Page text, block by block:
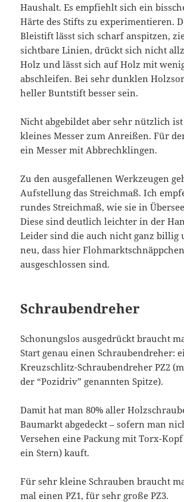
Haushalt. Es empfiehlt sich ein
Härte des Stifts zu experimentieren.
Bleistift lässt sich scharf anspitzen,
sichtbare Linien, drückt sich nicht
Holz und lässt sich auf Holz mit
abschleifen. Bei sehr dunklen
heller Buntstift besser sein.
Nicht abgebildet aber sehr nützlich
kleines Messer zum Anreißen. Für
ein Messer mit Abbrechklingen.
Zu den ausgefallenen Werkzeugen
Aufstellung das Streichmaß. Ich
rundes Streichmaß, wie sie in
Diese sind deutlich leichter in der
Leider sind die auch nicht ganz billig
neu, dass hier
ausgeschlossen sind.
Schraubendreher
Schonungslos ausgedrückt braucht
Start genau einen Schraubendreher:
Kreuzschlitz-Schraubendreher PZ2
der “Pozidriv” genannten Spitze).
Damit hat man 80% aller
Baumarkt abgedeckt – sofern man
Versehen eine Packung mit Torx-
ein Stern) kauft.
Für sehr kleine Schrauben braucht
mal einen PZ1, für sehr große PZ3.